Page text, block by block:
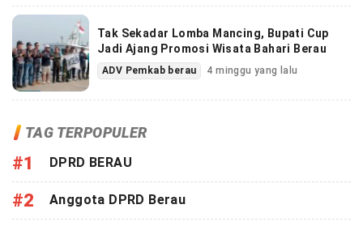
Tak Sekadar Lomba Mancing, Bupati Cup
Jadi Ajang Promosi Wisata Bahari Berau
ADV Pemkab berau 4 minggu yang lalu
TAG TERPOPULER
#1 DPRD BERAU
#2 Anggota DPRD Berau